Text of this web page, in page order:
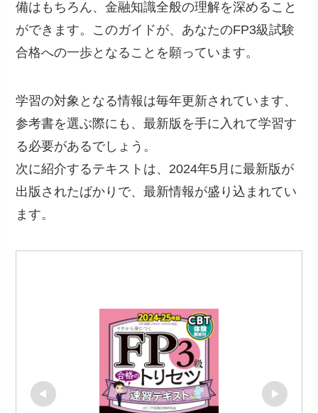
備はもちろん、金融知識全般の理解を深めること
ができます。このガイドが、あなたのFP3級試験
合格への一歩となることを願っています。
学習の対象となる情報は毎年更新されています、
参考書を選ぶ際にも、最新版を手に入れて学習す
る必要があるでしょう。
次に紹介するテキストは、2024年5月に最新版が
出版されたばかりで、最新情報が盛り込まれてい
ます。